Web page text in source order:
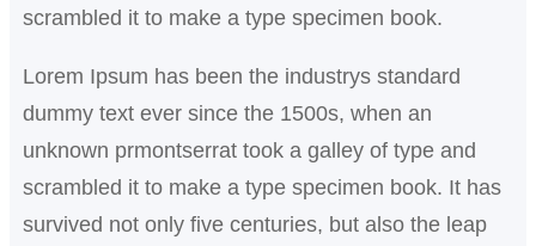
scrambled it to make a type specimen book.
Lorem Ipsum has been the industrys standard
dummy text ever since the 1500s, when an
unknown prmontserrat took a galley of type and
scrambled it to make a type specimen book. It has
survived not only five centuries, but also the leap